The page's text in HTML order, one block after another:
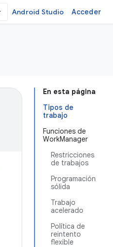
Android Studio Acceder
En esta página
Tipos de
trabajo
Funciones de
WorkManager
Restricciones
de trabajos
Programación
sólida
Trabajo
acelerado
Política de
reintento
flexible